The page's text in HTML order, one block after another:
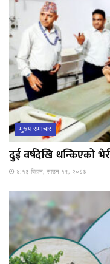
मुख्य समाचार
दुई वर्षदेखि थन्किएको
४:१३ बिहान, साउन १९, २०८३